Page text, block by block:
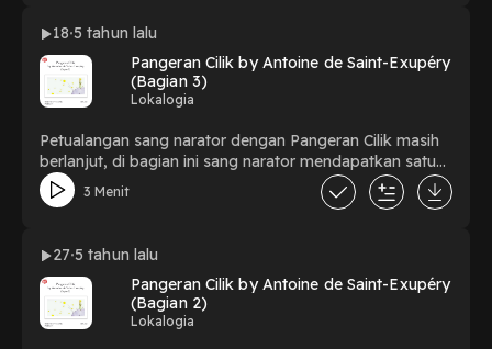
18 5 tahun lalu
Pangeran Cilik by Antoine de Saint-Exupéry
(Bagian 3)
Lokalogia
Petualangan sang narator dengan Pangeran Cilik masih
berlanjut, di bagian ini sang narator mendapatkan satu
titik cerah dari mana asal Pangeran Cilik yang tiba-tiba
saja hadir di depannya.
3 Menit
27 5 tahun lalu
Pangeran Cilik by Antoine de Saint-Exupéry
(Bagian 2)
Lokalogia